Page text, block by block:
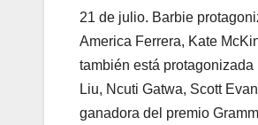
21 de julio. Barbie
America Ferrera, Kate
también está
Liu, Ncuti Gatwa, Scott
ganadora del premio